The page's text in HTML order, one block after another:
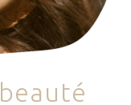
beauté